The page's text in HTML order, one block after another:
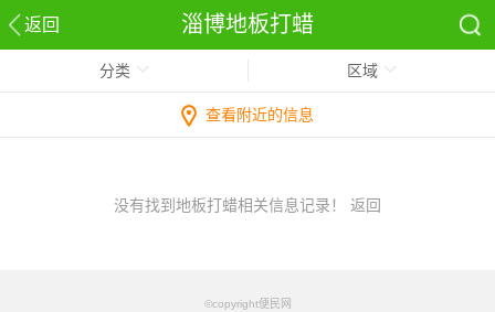
返回 淄博地板打蜡
分类 区域
查看附近的信息
没有找到地板打蜡相关信息记录！ 返回
©copyright便民网